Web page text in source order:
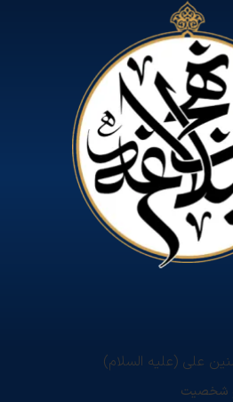
علی (علیه السلام)
شخصیت